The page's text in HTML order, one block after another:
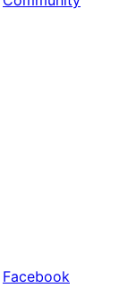
Facebook